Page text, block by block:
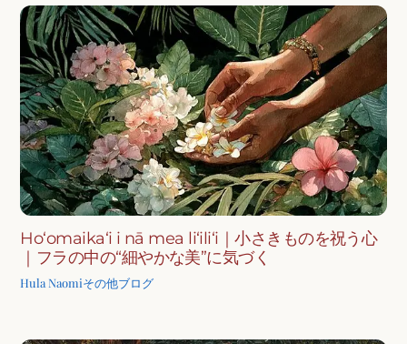
Hoʻomaikaʻi i nā mea liʻiliʻi｜小さきものを祝う心
｜フラの中の“細やかな美”に気づく
Hula Naomiその他ブログ